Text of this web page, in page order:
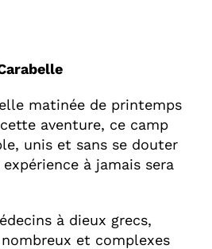
matinée de printemps
aventure, ce camp
unis et sans se douter
expérience à jamais sera
à dieux grecs,
et complexes